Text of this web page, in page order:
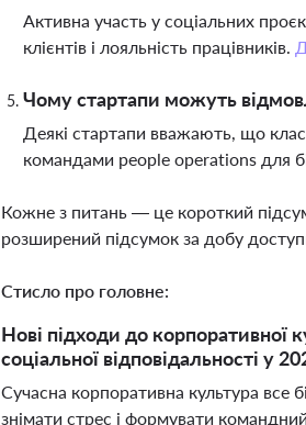
Активна участь у соціальних
клієнтів і лояльність працівників.
Чому стартапи можуть
Деякі стартапи вважають, що
командами people operations для
Кожне з питань — це короткий
розширений підсумок за добу
Стисло про головне:
Нові підходи до корпоративної
соціальної відповідальності у
Сучасна корпоративна культура все
знімати стрес і формувати